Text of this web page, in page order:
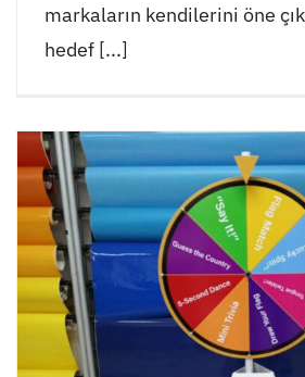
markaların kendilerini öne
hedef [...]